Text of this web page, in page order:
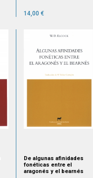
14,00 €
De algunas afinidades
fonéticas entre el
aragonés y el bearnés